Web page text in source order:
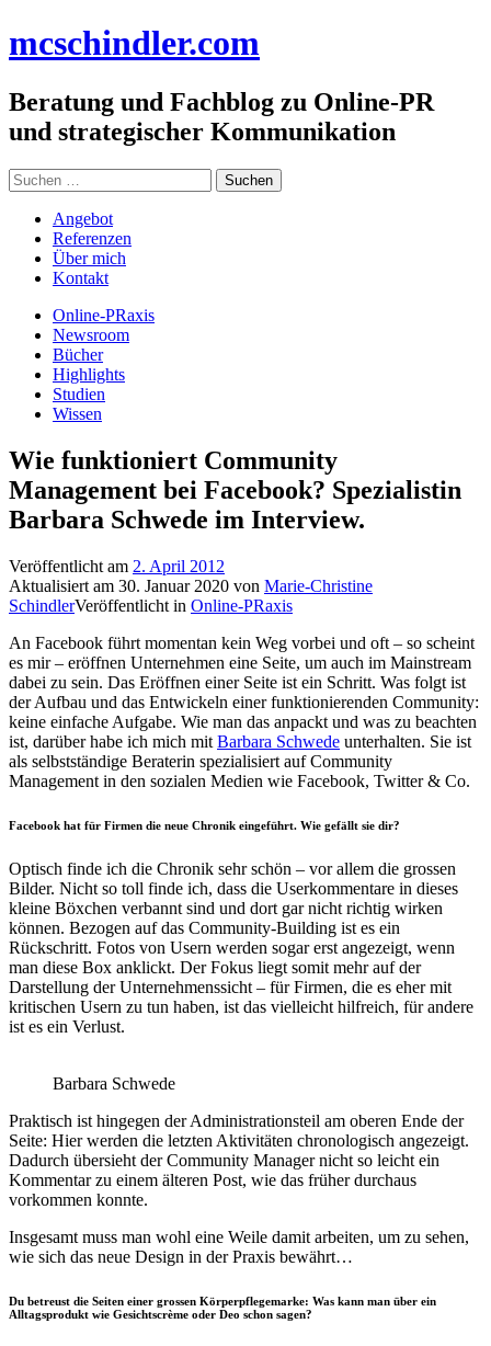
Inhalt
mcschindler.com
Beratung und Fachblog zu Online-PR
und strategischer Kommunikation
Suchen
nach:
Angebot
Referenzen
Über mich
Kontakt
Online-PRaxis
Newsroom
Bücher
Highlights
Studien
Wissen
Wie funktioniert Community
Management bei Facebook? Spezialistin
Barbara Schwede im Interview.
Veröffentlicht am 2. April 2012
Aktualisiert am 30. Januar 2020 von Marie-Christine
SchindlerVeröffentlicht in Online-PRaxis
An Facebook führt momentan kein Weg vorbei und oft – so scheint
es mir – eröffnen Unternehmen eine Seite, um auch im Mainstream
dabei zu sein. Das Eröffnen einer Seite ist ein Schritt. Was folgt ist
der Aufbau und das Entwickeln einer funktionierenden Community:
keine einfache Aufgabe. Wie man das anpackt und was zu beachten
ist, darüber habe ich mich mit Barbara Schwede unterhalten. Sie ist
als selbstständige Beraterin spezialisiert auf Community
Management in den sozialen Medien wie Facebook, Twitter & Co.
Facebook hat für Firmen die neue Chronik eingeführt. Wie gefällt sie dir?
Optisch finde ich die Chronik sehr schön – vor allem die grossen
Bilder. Nicht so toll finde ich, dass die Userkommentare in dieses
kleine Böxchen verbannt sind und dort gar nicht richtig wirken
können. Bezogen auf das Community-Building ist es ein
Rückschritt. Fotos von Usern werden sogar erst angezeigt, wenn
man diese Box anklickt. Der Fokus liegt somit mehr auf der
Darstellung der Unternehmenssicht – für Firmen, die es eher mit
kritischen Usern zu tun haben, ist das vielleicht hilfreich, für andere
ist es ein Verlust.
Barbara Schwede
Praktisch ist hingegen der Administrationsteil am oberen Ende der
Seite: Hier werden die letzten Aktivitäten chronologisch angezeigt.
Dadurch übersieht der Community Manager nicht so leicht ein
Kommentar zu einem älteren Post, wie das früher durchaus
vorkommen konnte.
Insgesamt muss man wohl eine Weile damit arbeiten, um zu sehen,
wie sich das neue Design in der Praxis bewährt…
Du betreust die Seiten einer grossen Körperpflegemarke: Was kann man über ein
Alltagsprodukt wie Gesichtscrème oder Deo schon sagen?